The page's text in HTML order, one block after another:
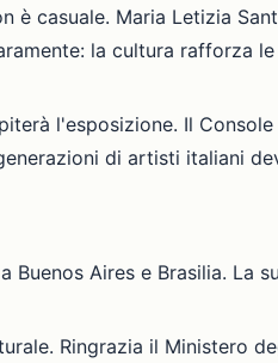
è casuale. Maria Letizia
la cultura rafforza le
l'esposizione. Il Console
di artisti italiani
Aires e Brasilia. La
Ringrazia il Ministero